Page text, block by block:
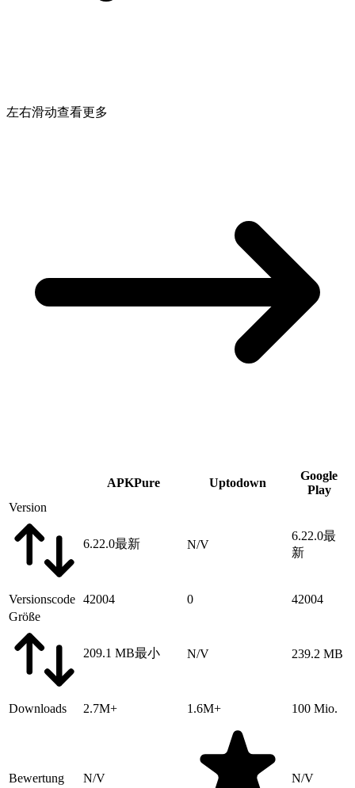
左右滑动查看更多
APKPure Uptodown
Google
Play
Version
6.22.0最新 N/V
6.22.0最
新
Versionscode 42004 0
42004
Größe
209.1 MB最小 N/V 239.2 MB
Downloads 2.7M+ 1.6M+ 100 Mio.
Bewertung N/V N/V